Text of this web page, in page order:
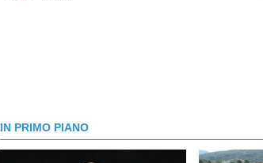
IN PRIMO PIANO